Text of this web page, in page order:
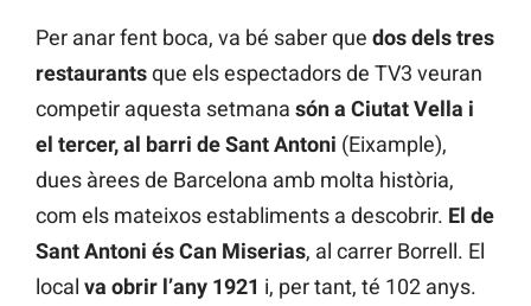
Per anar fent boca, va bé saber que dos dels tres
restaurantsque els espectadors de TV3 veuran
competir aquesta setmana són a Ciutat Vella i
el tercer, al barri de Sant Antoni (Eixample),
dues àrees de Barcelona amb molta història,
com els mateixos establiments a descobrir. El de
Sant Antoni és Can Miserias, al carrer Borrell. El
local va obrir l’any 1921 i, per tant, té 102 anys.